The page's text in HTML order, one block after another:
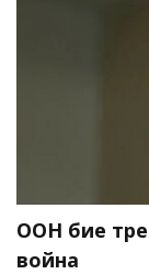
ООН бие
война